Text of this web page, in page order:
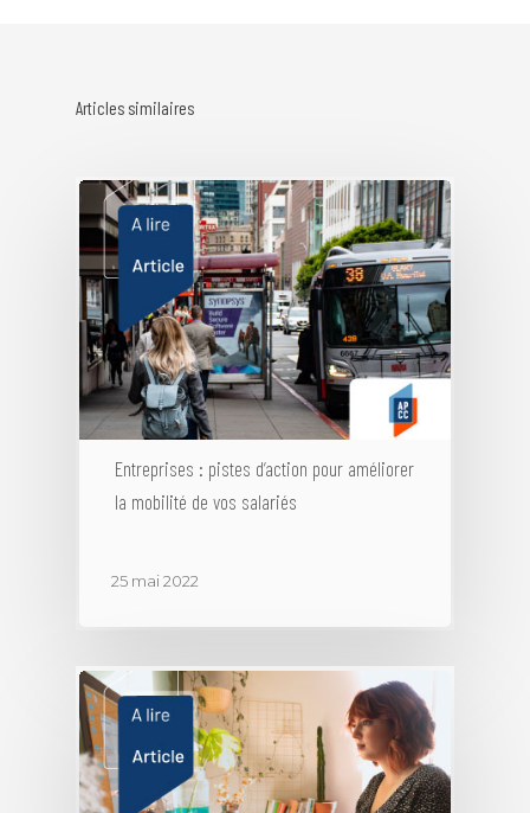
Articles similaires
Entreprises : pistes d’action pour améliorer
la mobilité de vos salariés
25 mai 2022